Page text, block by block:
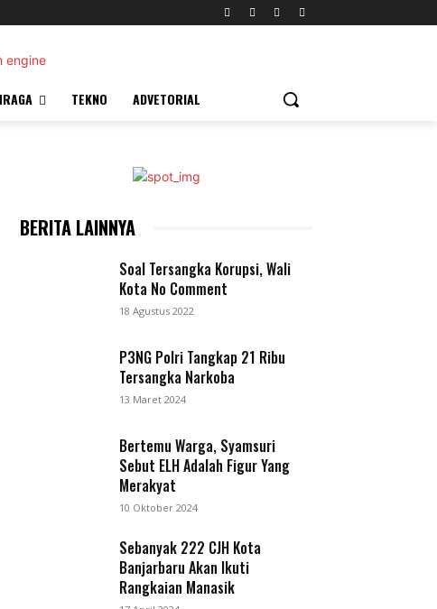
TEKNO ADVETORIAL
BERITA LAINNYA
Soal Tersangka Korupsi, Wali
Kota No Comment
18 Agustus 2022
P3NG Polri Tangkap 21 Ribu
Tersangka Narkoba
13 Maret 2024
Bertemu Warga, Syamsuri
Sebut ELH Adalah Figur Yang
Merakyat
10 Oktober 2024
Sebanyak 222 CJH Kota
Banjarbaru Akan Ikuti
Rangkaian Manasik